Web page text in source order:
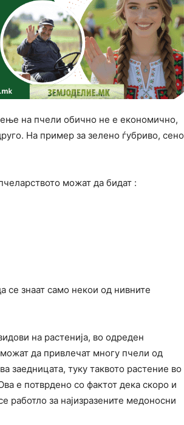
на пчели обично не е економично,
На пример за зелено ѓубриво, сено
можат да бидат :
се знаат само некои од нивните
на растенија, во одреден
да привлечат многу пчели од
заедницата, туку таквото растение во
е потврдено со фактот дека скоро и
работло за најизразените медоносни